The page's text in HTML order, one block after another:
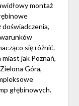
montaż
się różnić.
jak Poznań,
Góra,
głębinowych.